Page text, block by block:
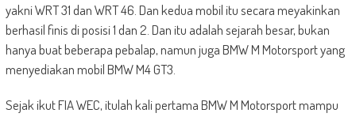
yakni WRT 31 dan WRT 46. Dan kedua mobil itu secara meyakinkan
berhasil finis di posisi 1 dan 2. Dan itu adalah sejarah besar, bukan
hanya buat beberapa pebalap, namun juga BMW M Motorsport yang
menyediakan mobil BMW M4 GT3.
Sejak ikut FIA WEC, itulah kali pertama BMW M Motorsport mampu